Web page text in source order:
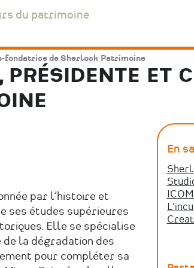
du patrimoine
fondatrice de Sherlock Patrimoine
ET
par l’histoire et
ses études supérieures
Elle se spécialise
de la dégradation des
pour compléter sa
En